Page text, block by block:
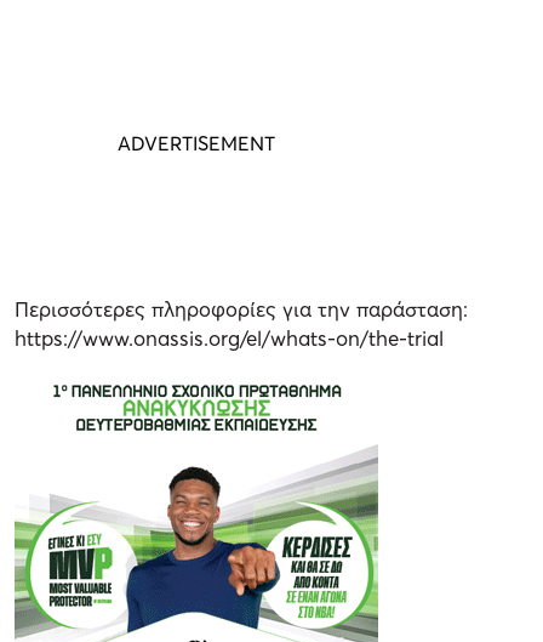
Περισσότερες πληροφορίες για την παράσταση:
https://www.onassis.org/el/whats-on/the-trial